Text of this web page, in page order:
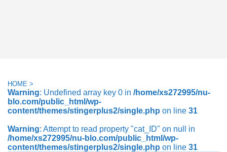
HOME >
Warning: Undefined array key 0 in /home/xs272995/nu-
blo.com/public_html/wp-
content/themes/stingerplus2/single.php on line 31
Warning: Attempt to read property "cat_ID" on null in
/home/xs272995/nu-blo.com/public_html/wp-
content/themes/stingerplus2/single.php on line 31